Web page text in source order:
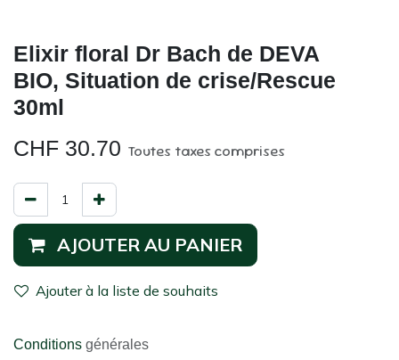
Elixir floral Dr Bach de DEVA
BIO, Situation de crise/Rescue
30ml
CHF 30.70 Toutes taxes comprises
AJOUTER AU PANIER
Ajouter à la liste de souhaits
Conditions générales